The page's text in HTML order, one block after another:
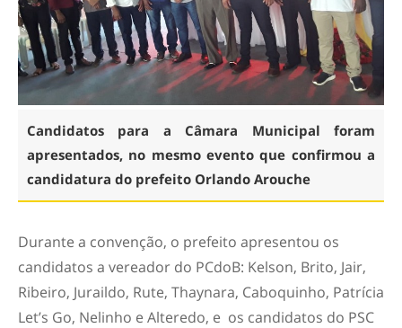
Candidatos para a Câmara Municipal foram
apresentados, no mesmo evento que confirmou a
candidatura do prefeito Orlando Arouche
Durante a convenção, o prefeito apresentou os
candidatos a vereador do PCdoB: Kelson, Brito, Jair,
Ribeiro, Juraildo, Rute, Thaynara, Caboquinho, Patrícia
Let’s Go, Nelinho e Alteredo, e os candidatos do PSC